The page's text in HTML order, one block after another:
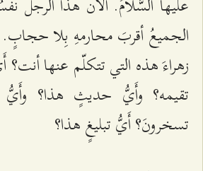
الجمیعُ أقربَ محارمهِ بِلا
زهراءَ هذه التي تتكلّم عنها
تقيمه؟ وأَيُّ حدیثٍ هذا؟ وأَيُّ
تسخرونَ؟ أَيُّ تبلیغٍ هذا؟